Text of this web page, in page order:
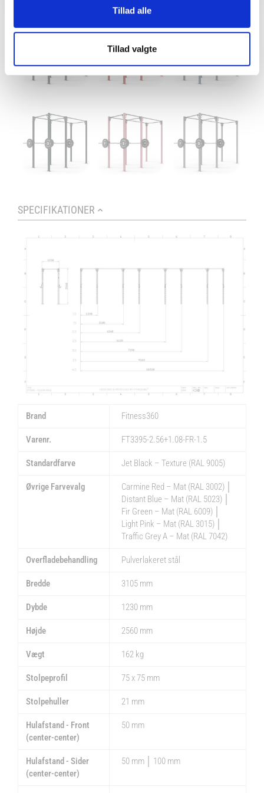
Tillad alle
Tillad valgte
SPECIFIKATIONER
Brand Fitness360
Varenr. FT3395-2.56+1.08-FR-1.5
Standardfarve Jet Black – Texture (RAL 9005)
Øvrige Farvevalg
Carmine Red – Mat (RAL 3002) │
Distant Blue – Mat (RAL 5023) │
Fir Green – Mat (RAL 6009) │
Light Pink – Mat (RAL 3015) │
Traffic Grey A – Mat (RAL 7042)
Overfladebehandling Pulverlakeret stål
Bredde 3105 mm
Dybde 1230 mm
Højde 2560 mm
Vægt 162 kg
Stolpeprofil 75 x 75 mm
Stolpehuller 21 mm
Hulafstand - Front
(center-center)
50 mm
Hulafstand - Sider
(center-center)
50 mm │ 100 mm